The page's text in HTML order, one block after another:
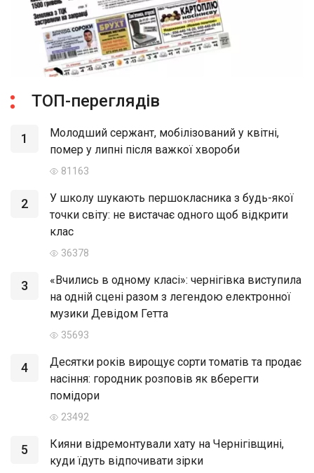
ТОП-переглядів
1
Молодший сержант, мобілізований у квітні,
помер у липні після важкої хвороби
81163
2
У школу шукають першокласника з будь-якої
точки світу: не вистачає одного щоб відкрити
клас
36378
3
«Вчились в одному класі»: чернігівка виступила
на одній сцені разом з легендою електронної
музики Девідом Гетта
35693
4
Десятки років вирощує сорти томатів та продає
насіння: городник розповів як вберегти
помідори
23492
5
Кияни відремонтували хату на Чернігівщині,
куди їдуть відпочивати зірки